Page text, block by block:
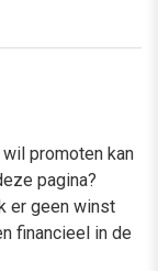
promoten kan
pagina?
er geen winst
financieel in de